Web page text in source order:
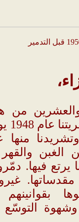
من
وتشريدنا
والقهر
فيها.
بقوانينهم
التوسّع